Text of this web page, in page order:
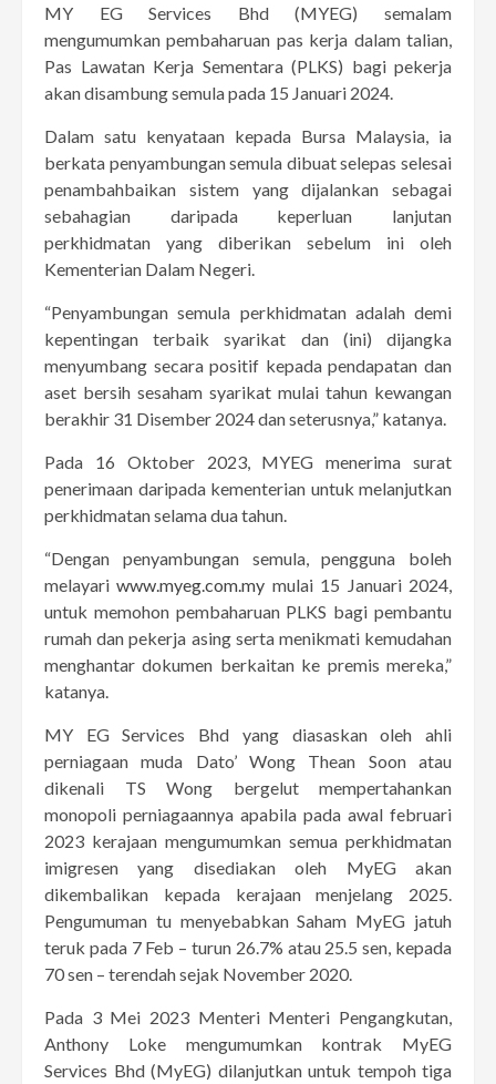
MY EG Services Bhd (MYEG) semalam
mengumumkan pembaharuan pas kerja dalam talian,
Pas Lawatan Kerja Sementara (PLKS) bagi pekerja
akan disambung semula pada 15 Januari 2024.
Dalam satu kenyataan kepada Bursa Malaysia, ia
berkata penyambungan semula dibuat selepas selesai
penambahbaikan sistem yang dijalankan sebagai
sebahagian daripada keperluan lanjutan
perkhidmatan yang diberikan sebelum ini oleh
Kementerian Dalam Negeri.
“Penyambungan semula perkhidmatan adalah demi
kepentingan terbaik syarikat dan (ini) dijangka
menyumbang secara positif kepada pendapatan dan
aset bersih sesaham syarikat mulai tahun kewangan
berakhir 31 Disember 2024 dan seterusnya,” katanya.
Pada 16 Oktober 2023, MYEG menerima surat
penerimaan daripada kementerian untuk melanjutkan
perkhidmatan selama dua tahun.
“Dengan penyambungan semula, pengguna boleh
melayariwww.myeg.com.my mulai 15 Januari 2024,
untuk memohon pembaharuan PLKS bagi pembantu
rumah dan pekerja asing serta menikmati kemudahan
menghantar dokumen berkaitan ke premis mereka,”
katanya.
MY EG Services Bhd yang diasaskan oleh ahli
perniagaan muda Dato’ Wong Thean Soon atau
dikenali TS Wong bergelut mempertahankan
monopoli perniagaannya apabila pada awal februari
2023 kerajaan mengumumkan semua perkhidmatan
imigresen yang disediakan oleh MyEG akan
dikembalikan kepada kerajaan menjelang 2025.
Pengumuman tu menyebabkan Saham MyEG jatuh
teruk pada 7 Feb – turun 26.7% atau 25.5 sen, kepada
70 sen – terendah sejak November 2020.
Pada 3 Mei 2023 Menteri Menteri Pengangkutan,
Anthony Loke mengumumkan kontrak MyEG
Services Bhd (MyEG) dilanjutkan untuk tempoh tiga